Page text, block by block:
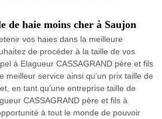
de haie moins cher à Saujon
vos haies dans la meilleure
de procéder à la taille de vos
à Elagueur CASSAGRAND père et fils
meilleur service ainsi qu’un prix taille de
en tant qu’une entreprise taille de
CASSAGRAND père et fils à
à tout le monde de pouvoir